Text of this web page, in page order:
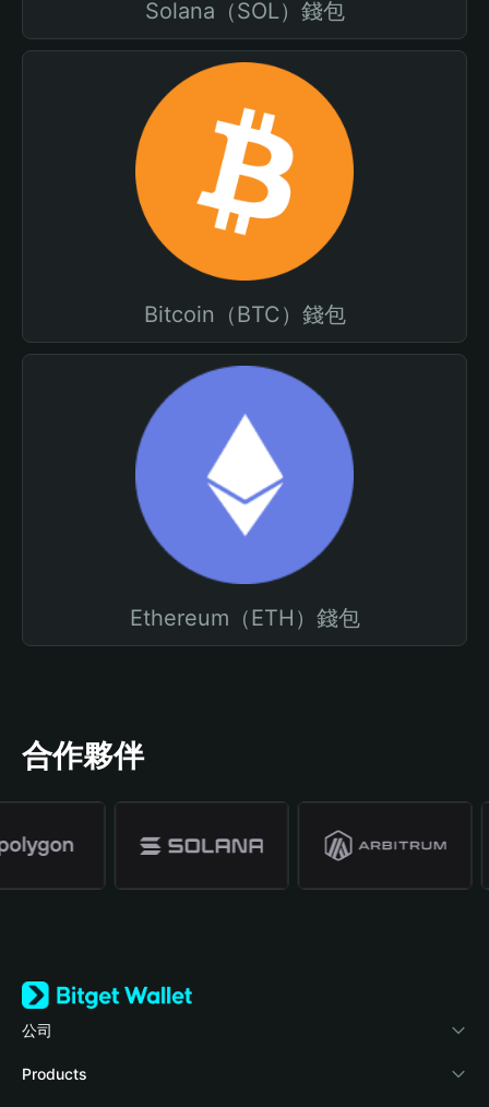
Solana（SOL）錢包
Bitcoin（BTC）錢包
Ethereum（ETH）錢包
合作夥伴
公司
關於 Bitget Wallet
Products